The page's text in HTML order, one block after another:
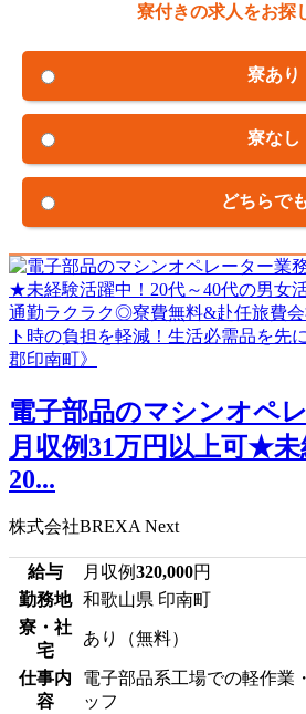
寮付きの求人をお探
寮あり
寮なし
どちらで
電子部品のマシンオペ
月収例31万円以上可★未
20...
株式会社BREXA Next
給与 月収例320,000円
勤務地 和歌山県 印南町
寮・社
宅
あり（無料）
仕事内
容
電子部品系工場での軽作業
ッフ